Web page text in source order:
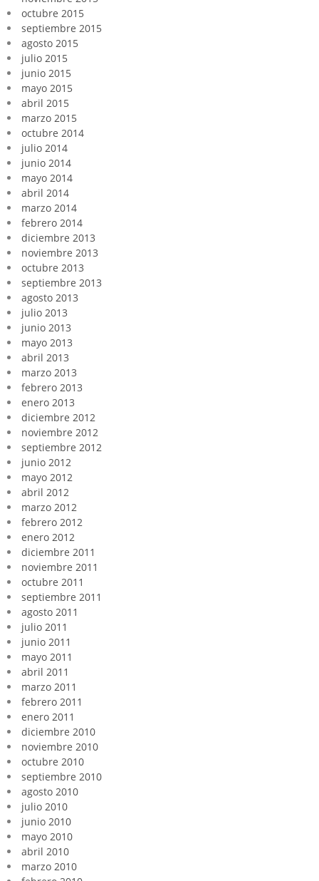
octubre 2015
septiembre 2015
agosto 2015
julio 2015
junio 2015
mayo 2015
abril 2015
marzo 2015
octubre 2014
julio 2014
junio 2014
mayo 2014
abril 2014
marzo 2014
febrero 2014
diciembre 2013
noviembre 2013
octubre 2013
septiembre 2013
agosto 2013
julio 2013
junio 2013
mayo 2013
abril 2013
marzo 2013
febrero 2013
enero 2013
diciembre 2012
noviembre 2012
septiembre 2012
junio 2012
mayo 2012
abril 2012
marzo 2012
febrero 2012
enero 2012
diciembre 2011
noviembre 2011
octubre 2011
septiembre 2011
agosto 2011
julio 2011
junio 2011
mayo 2011
abril 2011
marzo 2011
febrero 2011
enero 2011
diciembre 2010
noviembre 2010
octubre 2010
septiembre 2010
agosto 2010
julio 2010
junio 2010
mayo 2010
abril 2010
marzo 2010